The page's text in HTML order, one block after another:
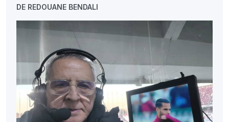
DE REDOUANE BENDALI